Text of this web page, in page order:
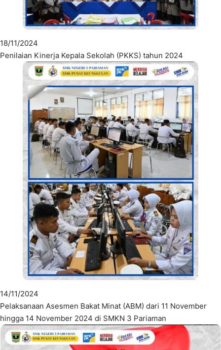
18/11/2024
Penilaian Kinerja Kepala Sekolah (PKKS) tahun 2024
14/11/2024
Pelaksanaan Asesmen Bakat Minat (ABM) dari 11 November
hingga 14 November 2024 di SMKN 3 Pariaman